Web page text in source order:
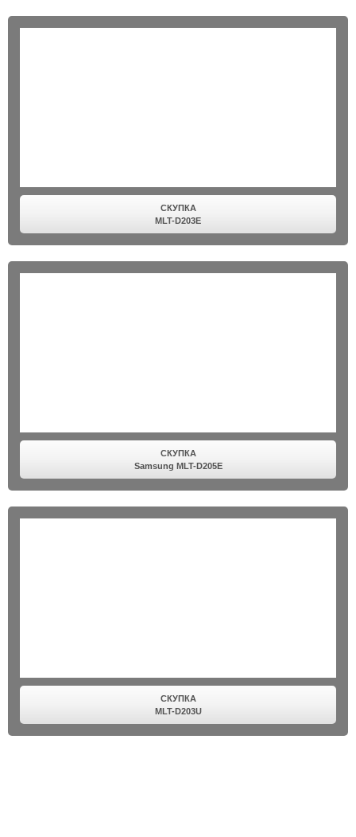
СКУПКА
MLT-D203E
СКУПКА
Samsung MLT-D205E
СКУПКА
MLT-D203U